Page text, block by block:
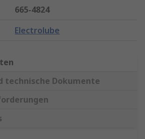
665-4824
Electrolube
technische Dokumente